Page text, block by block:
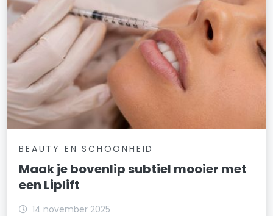
BEAUTY EN SCHOONHEID
Maak je bovenlip subtiel mooier met
een Liplift
14 november 2025